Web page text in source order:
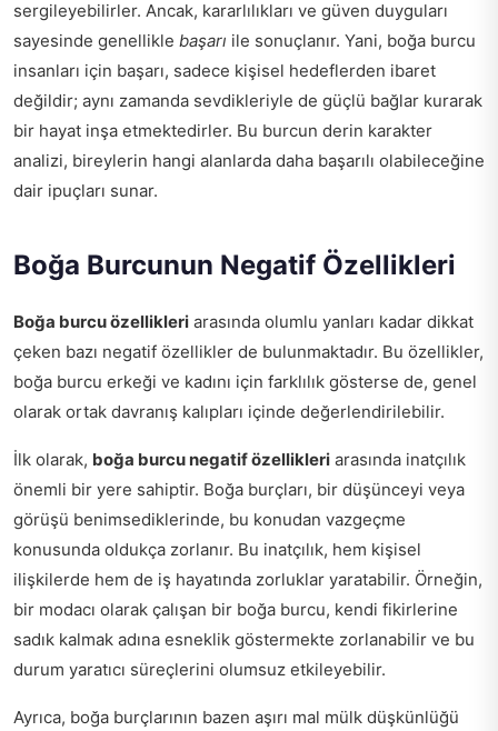
sergileyebilirler. Ancak, kararlılıkları ve güven duyguları
sayesinde genellikle başarı ile sonuçlanır. Yani, boğa burcu
insanları için başarı, sadece kişisel hedeflerden ibaret
değildir; aynı zamanda sevdikleriyle de güçlü bağlar kurarak
bir hayat inşa etmektedirler. Bu burcun derin karakter
analizi, bireylerin hangi alanlarda daha başarılı olabileceğine
dair ipuçları sunar.
Boğa Burcunun Negatif Özellikleri
Boğa burcu özellikleri arasında olumlu yanları kadar dikkat
çeken bazı negatif özellikler de bulunmaktadır. Bu özellikler,
boğa burcu erkeği ve kadını için farklılık gösterse de, genel
olarak ortak davranış kalıpları içinde değerlendirilebilir.
İlk olarak, boğa burcu negatif özellikleri arasında inatçılık
önemli bir yere sahiptir. Boğa burçları, bir düşünceyi veya
görüşü benimsediklerinde, bu konudan vazgeçme
konusunda oldukça zorlanır. Bu inatçılık, hem kişisel
ilişkilerde hem de iş hayatında zorluklar yaratabilir. Örneğin,
bir modacı olarak çalışan bir boğa burcu, kendi fikirlerine
sadık kalmak adına esneklik göstermekte zorlanabilir ve bu
durum yaratıcı süreçlerini olumsuz etkileyebilir.
Ayrıca, boğa burçlarının bazen aşırı mal mülk düşkünlüğü